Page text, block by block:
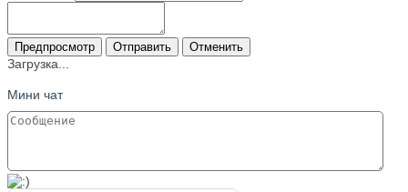
Предпросмотр Отправить Отменить
Загрузка...
Мини чат